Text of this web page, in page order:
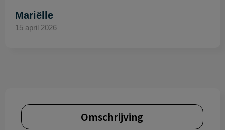
Mariëlle
15 april 2026
Omschrijving